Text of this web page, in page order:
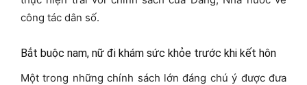
công tác dân số.
Bắt buộc nam, nữ đi khám sức khỏe trước khi kết hôn
Một trong những chính sách lớn đáng chú ý được đưa